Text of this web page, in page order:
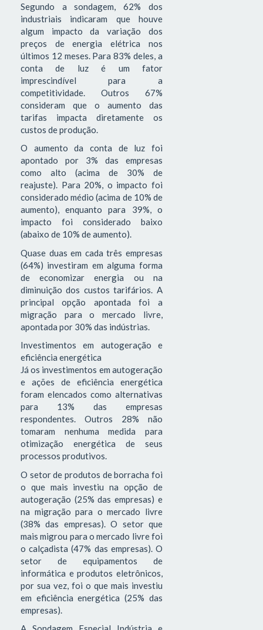
Segundo a sondagem, 62% dos
industriais indicaram que houve
algum impacto da variação dos
preços de energia elétrica nos
últimos 12 meses. Para 83% deles, a
conta de luz é um fator
imprescindível para a
competitividade. Outros 67%
consideram que o aumento das
tarifas impacta diretamente os
custos de produção.
O aumento da conta de luz foi
apontado por 3% das empresas
como alto (acima de 30% de
reajuste). Para 20%, o impacto foi
considerado médio (acima de 10% de
aumento), enquanto para 39%, o
impacto foi considerado baixo
(abaixo de 10% de aumento).
Quase duas em cada três empresas
(64%) investiram em alguma forma
de economizar energia ou na
diminuição dos custos tarifários. A
principal opção apontada foi a
migração para o mercado livre,
apontada por 30% das indústrias.
Investimentos em autogeração e
eficiência energética
Já os investimentos em autogeração
e ações de eficiência energética
foram elencados como alternativas
para 13% das empresas
respondentes. Outros 28% não
tomaram nenhuma medida para
otimização energética de seus
processos produtivos.
O setor de produtos de borracha foi
o que mais investiu na opção de
autogeração (25% das empresas) e
na migração para o mercado livre
(38% das empresas). O setor que
mais migrou para o mercado livre foi
o calçadista (47% das empresas). O
setor de equipamentos de
informática e produtos eletrônicos,
por sua vez, foi o que mais investiu
em eficiência energética (25% das
empresas).